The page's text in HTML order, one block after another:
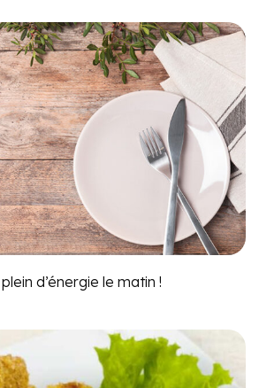
d’énergie le matin !